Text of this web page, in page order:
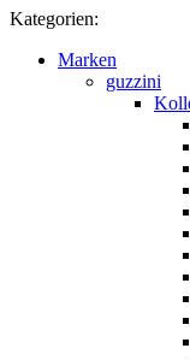
Kategorien:
Marken
guzzini